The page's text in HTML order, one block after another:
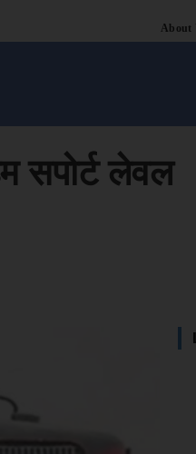
About
सपोर्ट लेवल